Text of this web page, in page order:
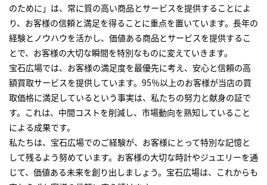
のために」は、常に質の高い商品とサービスを提供することによ
り、お客様の信頼と満足を得ることに重点を置いています。長年の
経験とノウハウを活かし、価値ある商品とサービスを提供するこ
とで、お客様の大切な瞬間を特別なものに変えていきます。
宝石広場では、お客様の満足度を最優先に考え、安心と信頼の高
額買取サービスを提供しています。95％以上のお客様が当店の買
取価格に満足しているという事実は、私たちの努力と献身の証で
す。これは、中間コストを削減し、市場動向を熟知していること
による成果です。
私たちは、宝石広場でのご経験が、お客様にとって特別な記憶と
して残るよう努めています。お客様の大切な時計やジュエリーを通
じて、価値ある未来を創り出しましょう。宝石広場は、これからも